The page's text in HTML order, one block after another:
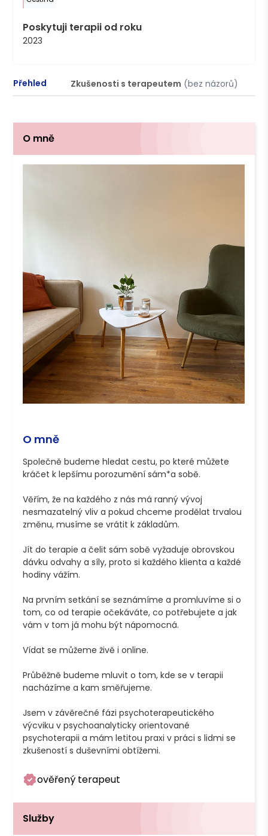
Poskytuji terapii od roku
2023
Přehled Zkušenosti s terapeutem (bez názorů)
O mně
O mně
Společně budeme hledat cestu, po které můžete
kráčet k lepšímu porozumění sám*a sobě.
Věřím, že na každého z nás má ranný vývoj
nesmazatelný vliv a pokud chceme prodělat trvalou
změnu, musíme se vrátit k základům.
Jít do terapie a čelit sám sobě vyžaduje obrovskou
dávku odvahy a síly, proto si každého klienta a každé
hodiny vážím.
Na prvním setkání se seznámíme a promluvíme si o
tom, co od terapie očekáváte, co potřebujete a jak
vám v tom já mohu být nápomocná.
Vídat se můžeme živě i online.
Průběžně budeme mluvit o tom, kde se v terapii
nacházíme a kam směřujeme.
Jsem v závěrečné fázi psychoterapeutického
výcviku v psychoanalyticky orientované
psychoterapii a mám letitou praxi v práci s lidmi se
zkušeností s duševními obtížemi.
ověřený terapeut
Služby